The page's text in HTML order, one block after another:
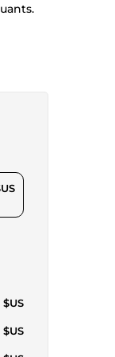
$US